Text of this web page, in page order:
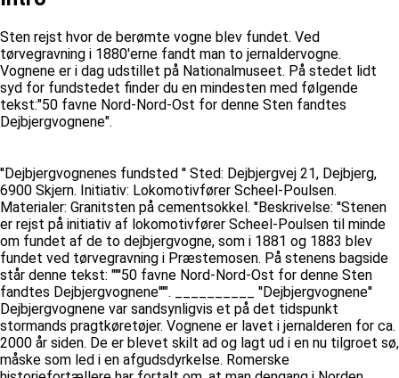
Sten rejst hvor de berømte vogne blev fundet. Ved
tørvegravning i 1880'erne fandt man to jernaldervogne.
Vognene er i dag udstillet på Nationalmuseet. På stedet lidt
syd for fundstedet finder du en mindesten med følgende
tekst:"50 favne Nord-Nord-Ost for denne Sten fandtes
Dejbjergvognene".
''Dejbjergvognenes fundsted '' Sted: Dejbjergvej 21, Dejbjerg,
6900 Skjern. Initiativ: Lokomotivfører Scheel-Poulsen.
Materialer: Granitsten på cementsokkel. ''Beskrivelse: ''Stenen
er rejst på initiativ af lokomotivfører Scheel-Poulsen til minde
om fundet af de to dejbjergvogne, som i 1881 og 1883 blev
fundet ved tørvegravning i Præstemosen. På stenens bagside
står denne tekst: "'''50 favne Nord-Nord-Ost for denne Sten
fandtes Dejbjergvognene'''". __________ ''Dejbjergvognene''
Dejbjergvognene var sandsynligvis et på det tidspunkt
stormands pragtkøretøjer. Vognene er lavet i jernalderen for ca.
2000 år siden. De er blevet skilt ad og lagt ud i en nu tilgroet sø,
måske som led i en afgudsdyrkelse. Romerske